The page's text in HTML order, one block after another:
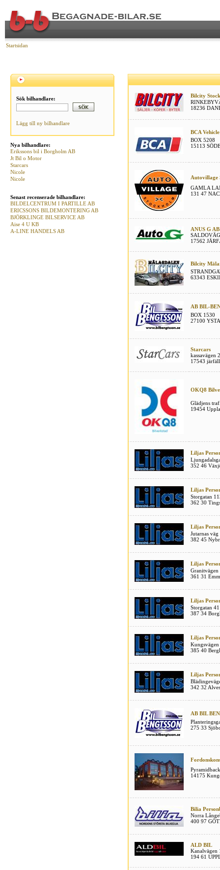
Startsidan
Sök bilhandlare:
Lägg till ny bilhandlare
Nya bilhandlare:
Erikssons bil i Borgholm AB
Jt Bil o Motor
Starcars
Nicole
Nicole
Senast recenserade bilhandlare:
BILDELCENTRUM I PARTILLE AB
ERICSSONS BILDEMONTERING AB
BJÖRKLINGE BILSERVICE AB
Aise 4 U KB
A-LINE HANDELS AB
Bilcity
18236
BCA
BOX 5208
15113
Autovillage
GAMLA
131 47
ANUS G AB
17562
Bilcity
63343
AB BIL-
BOX 1530
27100
Starcars
kassavägen 2
17543
OKQ8
Glädjens
19454
Liljas
352 46
Liljas
Storgatan
362 30
Liljas
Jutarnas väg
382 45
Liljas
Granitvägen
361 31
Liljas
Storgatan 41
387 34
Liljas
385 40
Liljas
342 32
AB BIL
275 33
14175
Bilia
Norra
400 97
ALD BIL
Kanalvägen
194 61